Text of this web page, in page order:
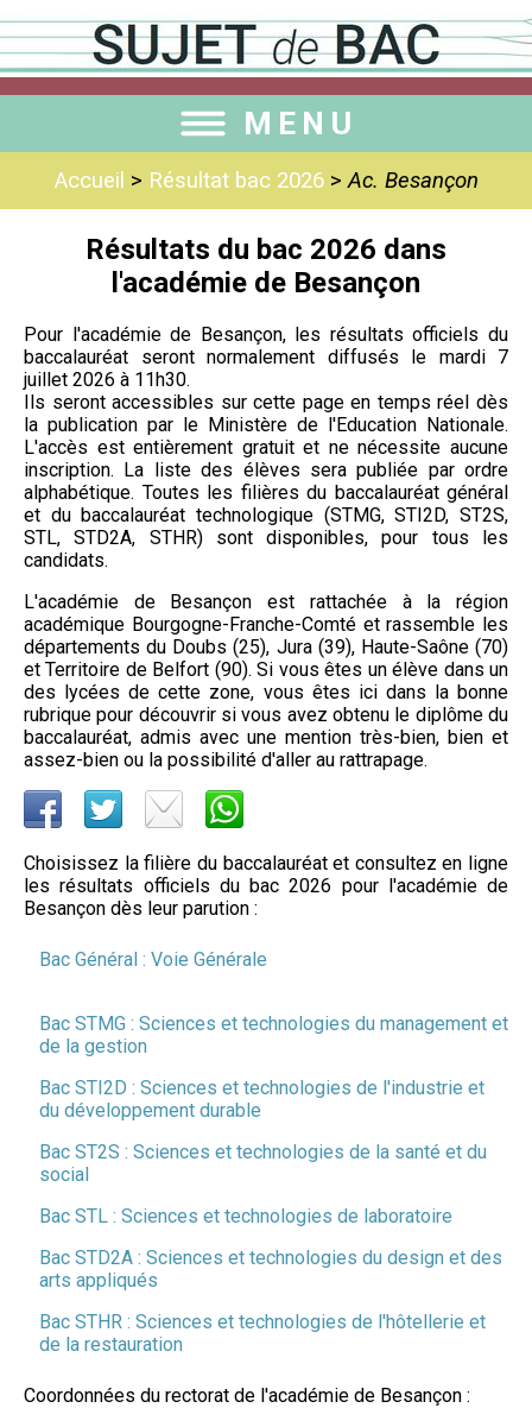
MENU
Accueil > Résultat bac 2026>Ac. Besançon
Résultats du bac 2026 dans
l'académie de Besançon
Pour l'académie de Besançon, les résultats officiels du
baccalauréat seront normalement diffusés le mardi 7
juillet 2026 à 11h30.
Ils seront accessibles sur cette page en temps réel dès
la publication par le Ministère de l'Education Nationale.
L'accès est entièrement gratuit et ne nécessite aucune
inscription. La liste des élèves sera publiée par ordre
alphabétique. Toutes les filières du baccalauréat général
et du baccalauréat technologique (STMG, STI2D, ST2S,
STL, STD2A, STHR) sont disponibles, pour tous les
candidats.
L'académie de Besançon est rattachée à la région
académique Bourgogne-Franche-Comté et rassemble les
départements du Doubs (25), Jura (39), Haute-Saône (70)
et Territoire de Belfort (90). Si vous êtes un élève dans un
des lycées de cette zone, vous êtes ici dans la bonne
rubrique pour découvrir si vous avez obtenu le diplôme du
baccalauréat, admis avec une mention très-bien, bien et
assez-bien ou la possibilité d'aller au rattrapage.
Choisissez la filière du baccalauréat et consultez en ligne
les résultats officiels du bac 2026 pour l'académie de
Besançon dès leur parution :
Bac Général : Voie Générale
Bac STMG : Sciences et technologies du management et
de la gestion
Bac STI2D : Sciences et technologies de l'industrie et
du développement durable
Bac ST2S : Sciences et technologies de la santé et du
social
Bac STL : Sciences et technologies de laboratoire
Bac STD2A : Sciences et technologies du design et des
arts appliqués
Bac STHR : Sciences et technologies de l'hôtellerie et
de la restauration
Coordonnées du rectorat de l'académie de Besançon :